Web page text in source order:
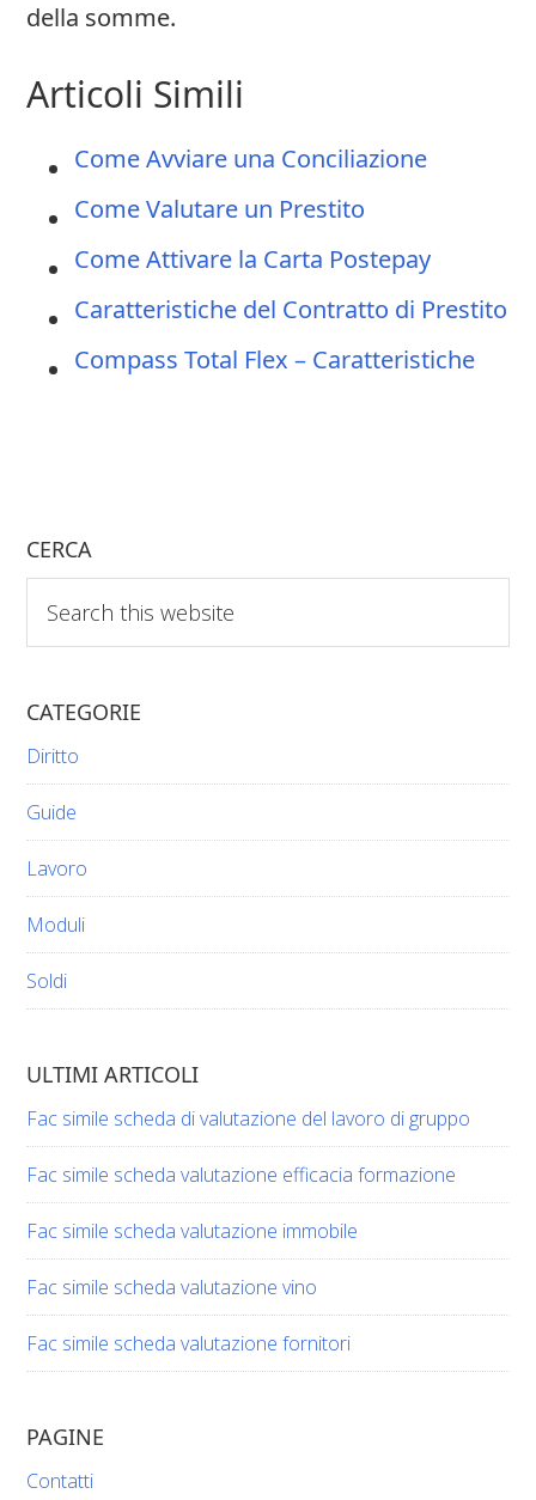
della somme.
Articoli Simili
Come Avviare una Conciliazione
Come Valutare un Prestito
Come Attivare la Carta Postepay
Caratteristiche del Contratto di Prestito
Compass Total Flex – Caratteristiche
CERCA
this
website
CATEGORIE
Diritto
Guide
Lavoro
Moduli
Soldi
ULTIMI ARTICOLI
Fac simile scheda di valutazione del lavoro di gruppo​​
Fac simile scheda valutazione efficacia formazione​​
Fac simile scheda valutazione immobile​​
Fac simile scheda valutazione vino​​​
Fac simile scheda valutazione fornitori​​
PAGINE
Contatti